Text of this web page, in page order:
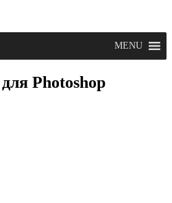
MENU
Photoshop